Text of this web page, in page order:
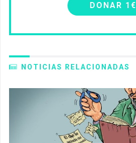
DONAR 1€
NOTICIAS RELACIONADAS